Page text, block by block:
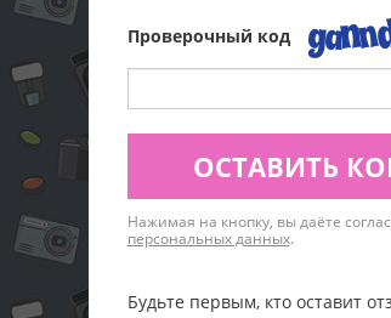
Проверочный код
ОСТАВИТЬ
Нажимая на кнопку, вы даёте
персональных данных.
Будьте первым, кто оставит